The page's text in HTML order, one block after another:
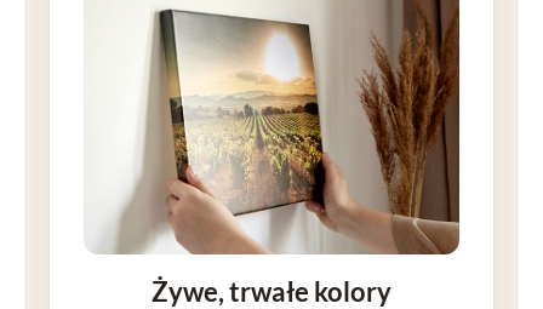
Żywe, trwałe kolory